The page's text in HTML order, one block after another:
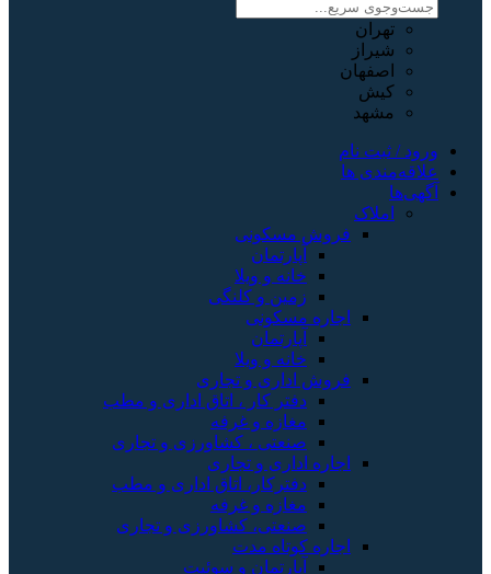
تهران
شیراز
اصفهان
کیش
مشهد
ورود / ثبت نام
علاقه‌مندی ها
آگهی‌ها
املاک
فروش مسکونی
آپارتمان
خانه و ویلا
زمین و کلنگی
اجاره مسکونی
آپارتمان
خانه و ویلا
فروش اداری و تجاری
دفتر کار ، اتاق اداری و مطب
مغازه و غرفه
صنعتی ، کشاورزی و تجاری
اجاره اداری و تجاری
دفترکار، اتاق اداری و مطب
مغازه و غرفه
صنعتی، کشاورزی و تجاری
اجاره کوتاه مدت
آپارتمان و سوئیت